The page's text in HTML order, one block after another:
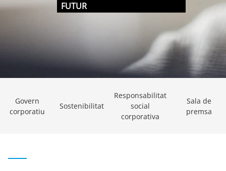
FUTUR
Govern
corporatiu
Sostenibilitat
Responsabilitat
social
corporativa
Sala de
premsa